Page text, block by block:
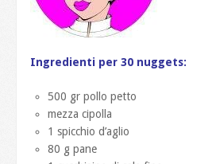
Ingredienti per 30 nuggets:
500 gr pollo petto
mezza cipolla
1 spicchio d’aglio
80 g pane